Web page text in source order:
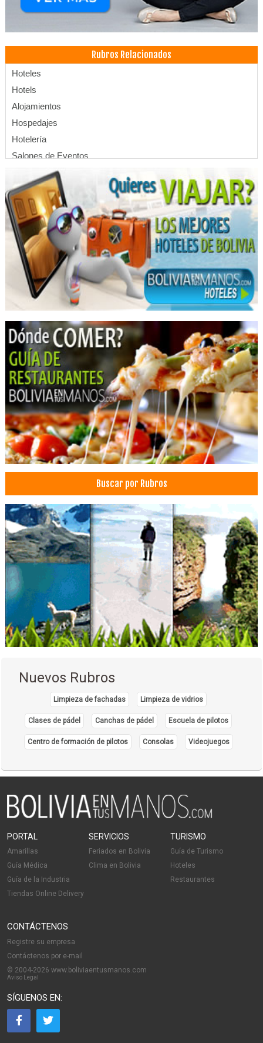
Rubros Relacionados
Hoteles
Hotels
Alojamientos
Hospedajes
Hotelería
Salones de Eventos
Hoteles Boutique
Buscar por Rubros
Nuevos Rubros
Limpieza de fachadas Limpieza de vidrios
Clases de pádel Canchas de pádel Escuela de pilotos
Centro de formación de pilotos Consolas Videojuegos
PORTAL
Amarillas
Guía Médica
Guía de la Industria
Tiendas Online Delivery
SERVICIOS
Feriados en Bolivia
Clima en Bolivia
TURISMO
Guía de Turismo
Hoteles
Restaurantes
CONTÁCTENOS
Registre su empresa
Contáctenos por e-mail
© 2004-2026 www.boliviaentusmanos.com
Aviso Legal
SÍGUENOS EN: